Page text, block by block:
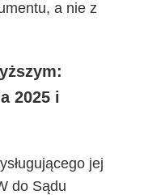
a nie z
2025 i
jej
do Sądu